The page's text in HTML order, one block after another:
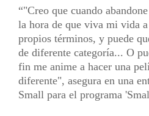
"Creo que cuando
la hora de que viva mi vida
propios términos, y puede
de diferente categoría... O
fin me anime a hacer una
diferente", asegura en una
Small para el programa